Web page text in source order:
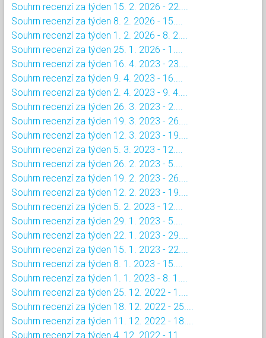
Souhrn recenzí za týden 15. 2. 2026 - 22....
Souhrn recenzí za týden 8. 2. 2026 - 15....
Souhrn recenzí za týden 1. 2. 2026 - 8. 2....
Souhrn recenzí za týden 25. 1. 2026 - 1....
Souhrn recenzí za týden 16. 4. 2023 - 23....
Souhrn recenzí za týden 9. 4. 2023 - 16....
Souhrn recenzí za týden 2. 4. 2023 - 9. 4....
Souhrn recenzí za týden 26. 3. 2023 - 2....
Souhrn recenzí za týden 19. 3. 2023 - 26....
Souhrn recenzí za týden 12. 3. 2023 - 19....
Souhrn recenzí za týden 5. 3. 2023 - 12....
Souhrn recenzí za týden 26. 2. 2023 - 5....
Souhrn recenzí za týden 19. 2. 2023 - 26....
Souhrn recenzí za týden 12. 2. 2023 - 19....
Souhrn recenzí za týden 5. 2. 2023 - 12....
Souhrn recenzí za týden 29. 1. 2023 - 5....
Souhrn recenzí za týden 22. 1. 2023 - 29....
Souhrn recenzí za týden 15. 1. 2023 - 22....
Souhrn recenzí za týden 8. 1. 2023 - 15....
Souhrn recenzí za týden 1. 1. 2023 - 8. 1....
Souhrn recenzí za týden 25. 12. 2022 - 1....
Souhrn recenzí za týden 18. 12. 2022 - 25....
Souhrn recenzí za týden 11. 12. 2022 - 18....
Souhrn recenzí za týden 4. 12. 2022 - 11....